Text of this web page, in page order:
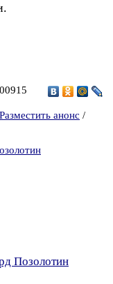
Разместить анонс /
Позолотин